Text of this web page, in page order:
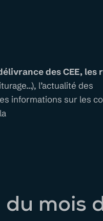
des CEE, les
l’actualité des
informations sur les
mois